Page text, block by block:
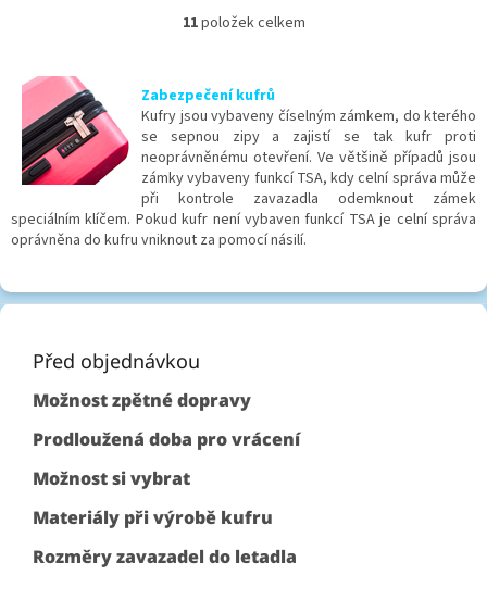
O
á
d
a
c
í
r
v
v
u
11položek celkem
Zabezpečení kufrů
Kufry jsou vybaveny číselným zámkem, do kterého
se sepnou zipy a zajistí se tak kufr proti
neoprávněnému otevření. Ve většině případů jsou
zámky vybaveny funkcí TSA, kdy celní správa může
při kontrole zavazadla odemknout zámek
speciálním klíčem. Pokud kufr není vybaven funkcí TSA je celní správa
oprávněna do kufru vniknout za pomocí násilí.
Z
Před objednávkou
Možnost zpětné dopravy
Prodloužená doba pro vrácení
Možnost si vybrat
Materiály při výrobě kufru
Rozměry zavazadel do letadla